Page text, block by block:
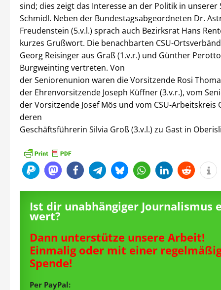
sind; dies zeigt das Interesse an der Politik in unserer
Schmidl. Neben der Bundestagsabgeordneten Dr.
Freudenstein (5.v.l.) sprach auch Bezirksrat Hans
kurzes Grußwort. Die benachbarten CSU-
Georg Reisinger aus Graß (1.v.r.) und Günther
Burgweinting vertreten. Von
der Seniorenunion waren die Vorsitzende Rosi
der Ehrenvorsitzende Joseph Küffner (3.v.r.), vom
der Vorsitzende Josef Mös und vom CSU-Arbeitskreis
deren
Geschäftsführerin Silvia Groß (3.v.l.) zu Gast in
Ist dir unabhängiger Journalismus
wert?
Dann unterstütze unsere Arbeit!
Einmalig oder mit einer
Spende!
Per PayPal: